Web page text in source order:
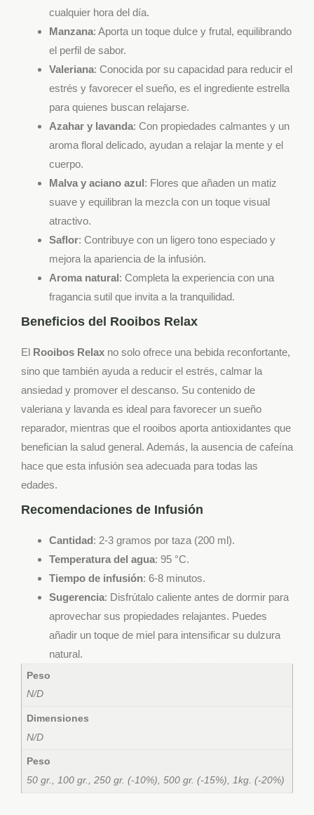
cualquier hora del día.
Manzana: Aporta un toque dulce y frutal, equilibrando
el perfil de sabor.
Valeriana: Conocida por su capacidad para reducir el
estrés y favorecer el sueño, es el ingrediente estrella
para quienes buscan relajarse.
Azahar y lavanda: Con propiedades calmantes y un
aroma floral delicado, ayudan a relajar la mente y el
cuerpo.
Malva y aciano azul: Flores que añaden un matiz
suave y equilibran la mezcla con un toque visual
atractivo.
Saflor: Contribuye con un ligero tono especiado y
mejora la apariencia de la infusión.
Aroma natural: Completa la experiencia con una
fragancia sutil que invita a la tranquilidad.
Beneficios del Rooibos Relax
El Rooibos Relax no solo ofrece una bebida reconfortante,
sino que también ayuda a reducir el estrés, calmar la
ansiedad y promover el descanso. Su contenido de
valeriana y lavanda es ideal para favorecer un sueño
reparador, mientras que el rooibos aporta antioxidantes que
benefician la salud general. Además, la ausencia de cafeína
hace que esta infusión sea adecuada para todas las
edades.
Recomendaciones de Infusión
Cantidad: 2-3 gramos por taza (200 ml).
Temperatura del agua: 95 °C.
Tiempo de infusión: 6-8 minutos.
Sugerencia: Disfrútalo caliente antes de dormir para
aprovechar sus propiedades relajantes. Puedes
añadir un toque de miel para intensificar su dulzura
natural.
Peso
N/D
Dimensiones
N/D
Peso
50 gr., 100 gr., 250 gr. (-10%), 500 gr. (-15%), 1kg. (-20%)